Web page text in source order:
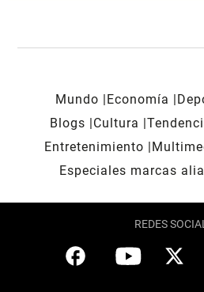
Mundo Economía
Blogs
Cultura
Entretenimiento
Especiales marcas
REDES